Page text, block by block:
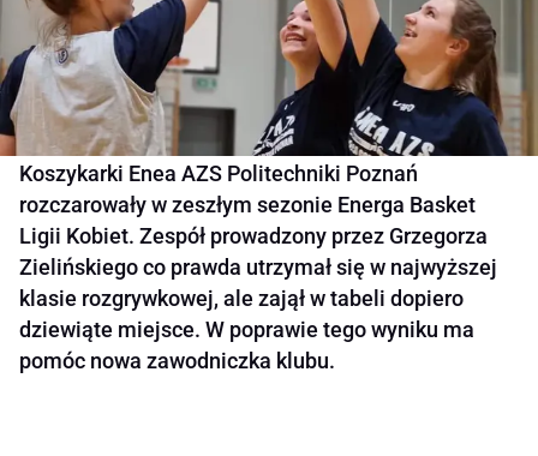
Koszykarki Enea AZS Politechniki Poznań
rozczarowały w zeszłym sezonie Energa Basket
Ligii Kobiet. Zespół prowadzony przez Grzegorza
Zielińskiego co prawda utrzymał się w najwyższej
klasie rozgrywkowej, ale zajął w tabeli dopiero
dziewiąte miejsce. W poprawie tego wyniku ma
pomóc nowa zawodniczka klubu.